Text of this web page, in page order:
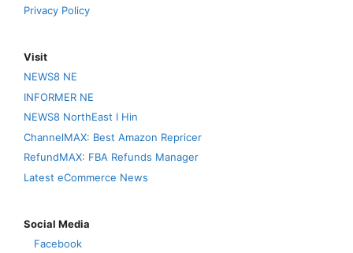
Privacy Policy
Visit
NEWS8 NE
INFORMER NE
NEWS8 NorthEast I Hin
ChannelMAX: Best Amazon Repricer
RefundMAX: FBA Refunds Manager
Latest eCommerce News
Social Media
Facebook